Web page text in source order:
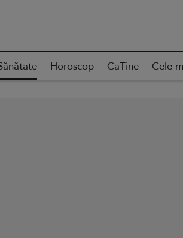
Horoscop CaTine Cele